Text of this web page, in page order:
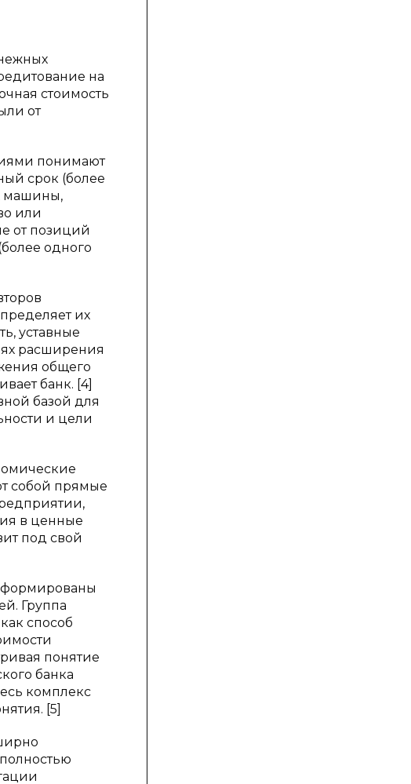
на
стоимость
от
понимают
срок (более
машины,
или
от позиций
одного
их
уставные
расширения
общего
банк. [4]
базой для
и цели
собой прямые
в ценные
под свой
Группа
способ
понятие
банка
комплекс
[5]